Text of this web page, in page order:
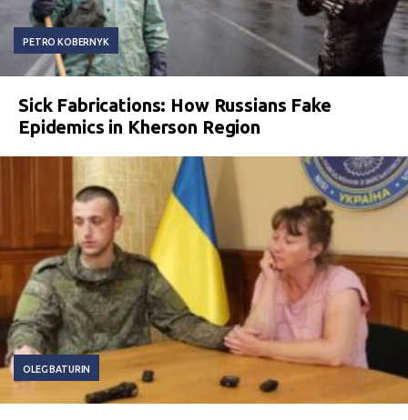
PETRO KOBERNYK
Sick Fabrications: How Russians Fake
Epidemics in Kherson Region
OLEG BATURIN